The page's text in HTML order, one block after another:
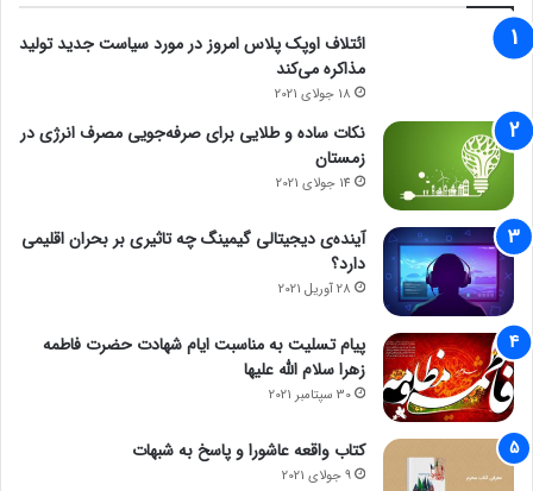
ائتلاف اوپک پلاس امروز در مورد سیاست جدید تولید
مذاکره می‌کند
18 جولای 2021
نکات ساده و طلایی برای صرفه‌جویی مصرف انرژی در
زمستان
14 جولای 2021
آینده‌ی دیجیتالی گیمینگ چه تاثیری بر بحران اقلیمی
دارد؟
28 آوریل 2021
پیام تسلیت به مناسبت ایام شهادت حضرت فاطمه
زهرا سلام الله علیها
30 سپتامبر 2021
کتاب واقعه عاشورا و پاسخ به شبهات
9 جولای 2021